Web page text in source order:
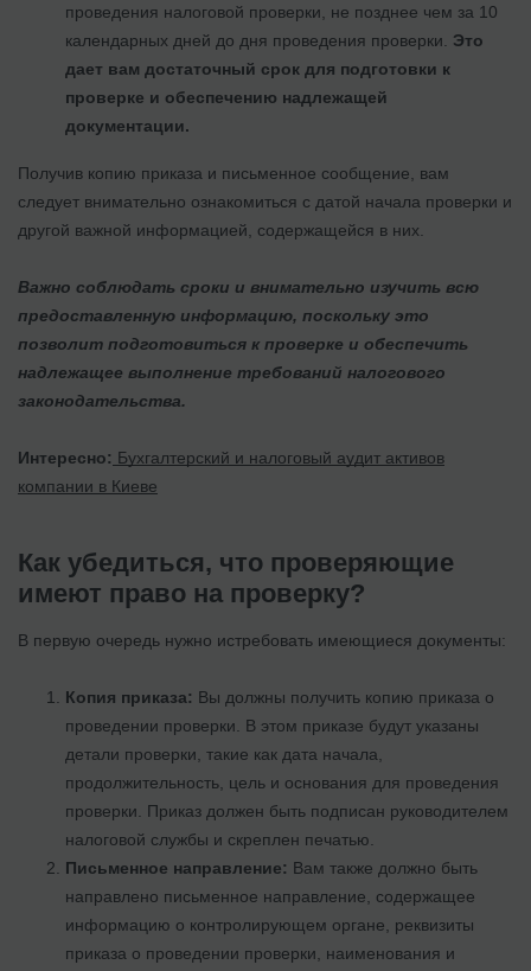
проведения налоговой проверки, не позднее чем за 10
календарных дней до дня проведения проверки. Это
дает вам достаточный срок для подготовки к
проверке и обеспечению надлежащей
документации.
Получив копию приказа и письменное сообщение, вам
следует внимательно ознакомиться с датой начала проверки и
другой важной информацией, содержащейся в них.
Важно соблюдать сроки и внимательно изучить всю
предоставленную информацию, поскольку это
позволит подготовиться к проверке и обеспечить
надлежащее выполнение требований налогового
законодательства.
Интересно: Бухгалтерский и налоговый аудит активов
компании в Киеве
Как убедиться, что проверяющие
имеют право на проверку?
В первую очередь нужно истребовать имеющиеся документы:
Копия приказа: Вы должны получить копию приказа о
проведении проверки. В этом приказе будут указаны
детали проверки, такие как дата начала,
продолжительность, цель и основания для проведения
проверки. Приказ должен быть подписан руководителем
налоговой службы и скреплен печатью.
Письменное направление: Вам также должно быть
направлено письменное направление, содержащее
информацию о контролирующем органе, реквизиты
приказа о проведении проверки, наименования и